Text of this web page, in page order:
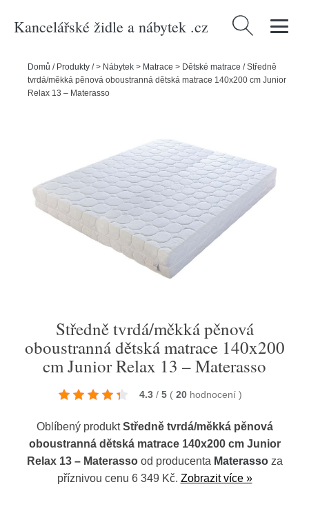
Kancelářské židle a nábytek .cz Vyhledávání
Domů / Produkty /> Nábytek > Matrace > Dětské matrace /Středně
tvrdá/měkká pěnová oboustranná dětská matrace 140x200 cm Junior
Relax 13 – Materasso
Středně tvrdá/měkká pěnová
oboustranná dětská matrace 140x200
cm Junior Relax 13 – Materasso
4.3 / 5 ( 20 hodnocení )
Oblíbený produktStředně tvrdá/měkká pěnová
oboustranná dětská matrace 140x200 cm Junior
Relax 13 – Materassood producenta Materassoza
příznivou cenu 6 349 Kč. Zobrazit více »